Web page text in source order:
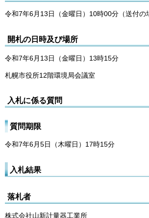
令和7年6月13日（金曜日）10時00分（送付の
開札の日時及び場所
令和7年6月13日（金曜日）13時15分
札幌市役所12階環境局会議室
入札に係る質問
質問期限
令和7年6月5日（木曜日）17時15分
入札結果
落札者
株式会社山新計量器工業所